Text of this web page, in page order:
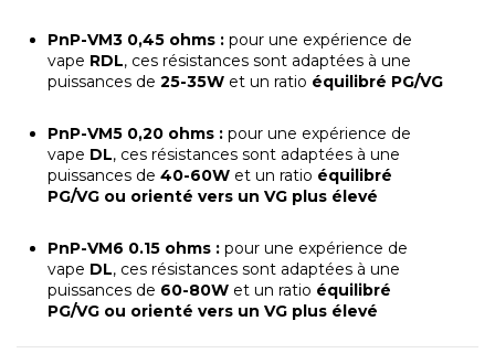
PnP-VM3 0,45 ohms : pour une expérience de
vape RDL, ces résistances sont adaptées à une
puissances de 25-35W et un ratio équilibré PG/VG
PnP-VM5 0,20 ohms : pour une expérience de
vape DL, ces résistances sont adaptées à une
puissances de 40-60W et un ratio équilibré
PG/VG ou orienté vers un VG plus élevé
PnP-VM6 0.15 ohms : pour une expérience de
vape DL, ces résistances sont adaptées à une
puissances de 60-80W et un ratio équilibré
PG/VG ou orienté vers un VG plus élevé